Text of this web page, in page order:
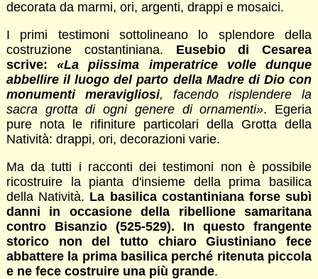
decorata da marmi, ori, argenti, drappi e mosaici.
I primi testimoni sottolineano lo splendore della
costruzione costantiniana. Eusebio di Cesarea
scrive:
«La piissima imperatrice volle dunque
abbellire il luogo del parto della Madre di Dio con
monumenti meravigliosi, facendo risplendere la
sacra grotta di ogni genere di ornamenti». Egeria
pure nota le rifiniture particolari della Grotta della
Natività: drappi, ori, decorazioni varie.
Ma da tutti i racconti dei testimoni non è possibile
ricostruire la pianta d'insieme della prima basilica
della Natività. La basilica costantiniana forse subì
danni in occasione della ribellione samaritana
contro Bisanzio (525-529). In questo frangente
storico non del tutto chiaro Giustiniano fece
abbattere la prima basilica perché ritenuta piccola
e ne fece costruire una più grande.